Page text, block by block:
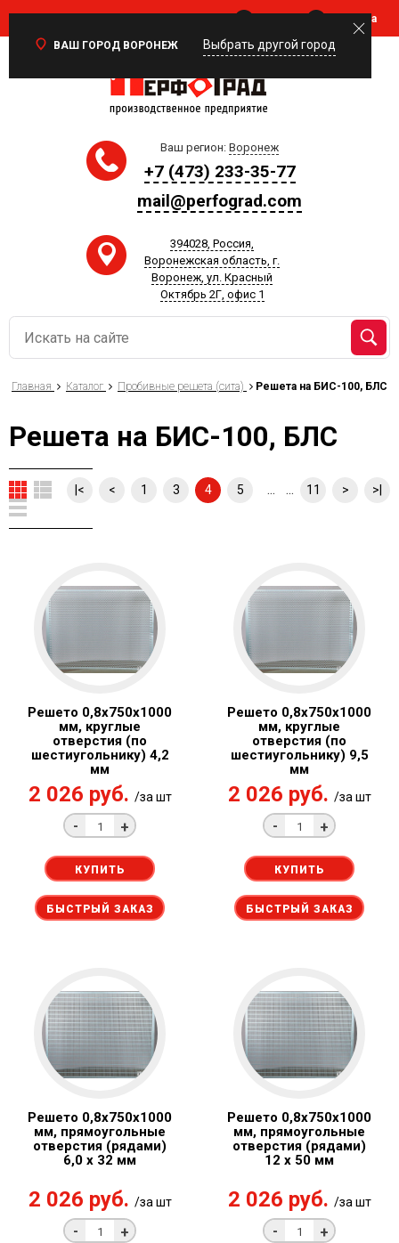
Корзина
ВАШ ГОРОД ВОРОНЕЖ Выбрать другой город
Ваш регион: Воронеж
+7 (473) 233-35-77
mail@perfograd.com
394028, Россия,
Воронежская область, г.
Воронеж, ул. Красный
Октябрь 2Г, офис 1
Главная Каталог Пробивные решета (сита) Решета на БИС-100, БЛС
Решета на БИС-100, БЛС
|< < 1 3 4 5 ... ... 11 > >|
Решето 0,8x750х1000
мм, круглые
отверстия (по
шестиугольнику) 4,2
мм
2 026 руб. /за шт
- +
КУПИТЬ
БЫСТРЫЙ ЗАКАЗ
Решето 0,8x750х1000
мм, круглые
отверстия (по
шестиугольнику) 9,5
мм
2 026 руб. /за шт
- +
КУПИТЬ
БЫСТРЫЙ ЗАКАЗ
Решето 0,8x750х1000
мм, прямоугольные
отверстия (рядами)
6,0 x 32 мм
2 026 руб. /за шт
- +
Решето 0,8x750х1000
мм, прямоугольные
отверстия (рядами)
12 x 50 мм
2 026 руб. /за шт
- +